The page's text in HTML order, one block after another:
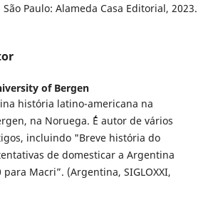
São Paulo: Alameda Casa Editorial, 2023.
of Bergen
história latino-americana na
na Noruega. ´´´´É autor de vários
incluindo "Breve história do
de domesticar a Argentina
Macri”. (Argentina, SIGLOXXI,